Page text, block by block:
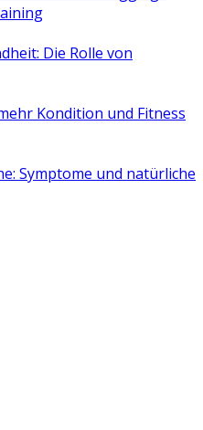
Die Rolle von
Kondition und Fitness
Symptome und natürliche